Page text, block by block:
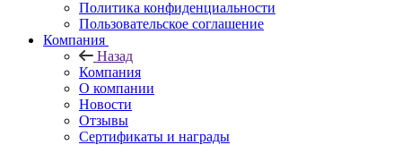
Политика конфиденциальности
Пользовательское соглашение
Компания
Назад
Компания
О компании
Новости
Отзывы
Сертификаты и награды